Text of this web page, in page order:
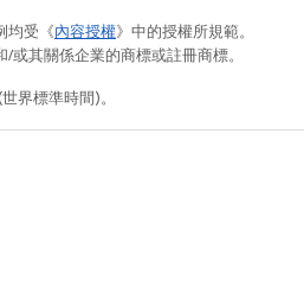
均受《內容授權》中的授權所規範。
其關係企業的商標或註冊商標。
界標準時間)。